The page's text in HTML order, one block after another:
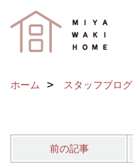
ホーム スタッフブログ
前の記事